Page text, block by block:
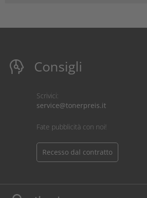
Consigli
Scrivici:
service@tonerpreis.it
Fate pubblicità con noi!
Recesso dal contratto